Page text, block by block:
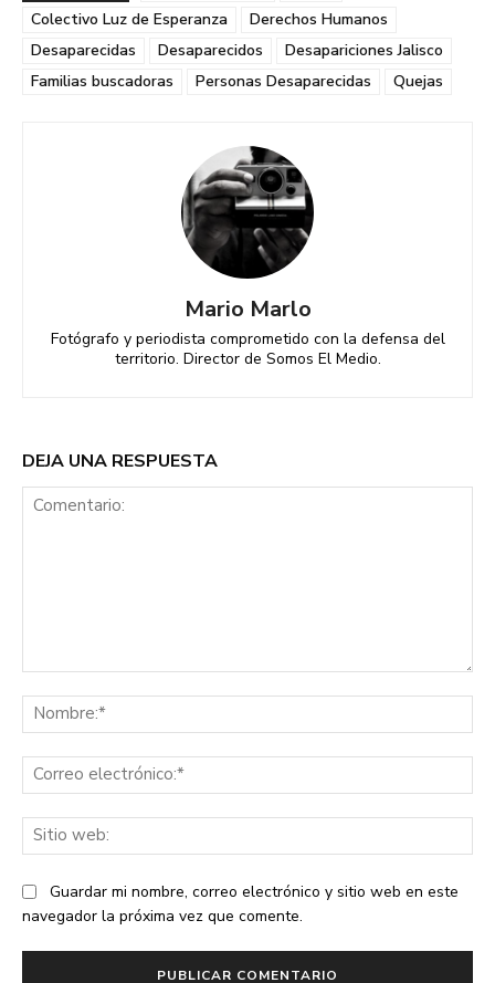
Colectivo Luz de Esperanza
Derechos Humanos
Desaparecidas
Desaparecidos
Desapariciones Jalisco
Familias buscadoras
Personas Desaparecidas Quejas
Mario Marlo
Fotógrafo y periodista comprometido con la defensa del
territorio. Director de Somos El Medio.
DEJA UNA RESPUESTA
Guardar mi nombre, correo electrónico y sitio web en este
navegador la próxima vez que comente.